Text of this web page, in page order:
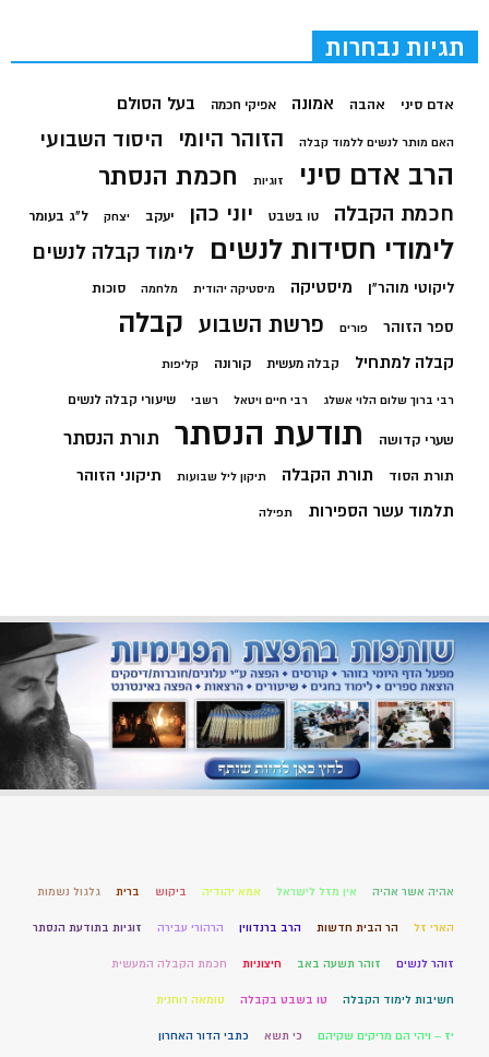
תגיות נבחרות
אדם סיני אהבה אמונה אפיקי חכמה בעל הסולם
האם מותר לנשים ללמוד קבלה הזוהר היומי היסוד השבועי
הרב אדם סיני זוגיות חכמת הנסתר
חכמת הקבלה טו בשבט יוני כהן יעקב יצחק ל"ג בעומר
לימודי חסידות לנשים לימוד קבלה לנשים
ליקוטי מוהר"ן מיסטיקה מיסטיקה יהודית מלחמה סוכות
ספר הזוהר פורים פרשת השבוע קבלה
קבלה למתחיל קבלה מעשית קורונה קליפות
רבי ברוך שלום הלוי אשלג רבי חיים ויטאל רשבי שיעורי קבלה לנשים
שערי קדושה תודעת הנסתר תורת הנסתר
תורת הסוד תורת הקבלה תיקון ליל שבועות תיקוני הזוהר
תלמוד עשר הספירות תפילה
אהיה אשר אהיה אין מזל לישראל אמא יהודיה ביקוש ברית גלגול נשמות
הארי זל הר הבית חדשות הרב ברנדווין הרהורי עבירה זוגיות בתודעת הנסתר
זוהר לנשים זוהר תשעה באב חיצוניות חכמת הקבלה המעשית
חשיבות לימוד הקבלה טו בשבט בקבלה טומאה רוחנית
יז – ויהי הם מריקים שקיהם כי תשא כתבי הדור האחרון